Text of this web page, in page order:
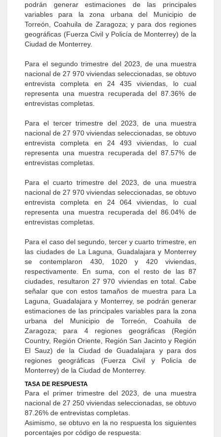
podrán generar estimaciones de las principales
variables para la zona urbana del Municipio de
Torreón, Coahuila de Zaragoza; y para dos regiones
geográficas (Fuerza Civil y Policía de Monterrey) de la
Ciudad de Monterrey.
Para el segundo trimestre del 2023, de una muestra
nacional de 27 970 viviendas seleccionadas, se obtuvo
entrevista completa en 24 435 viviendas, lo cual
representa una muestra recuperada del 87.36% de
entrevistas completas.
Para el tercer trimestre del 2023, de una muestra
nacional de 27 970 viviendas seleccionadas, se obtuvo
entrevista completa en 24 493 viviendas, lo cual
representa una muestra recuperada del 87.57% de
entrevistas completas.
Para el cuarto trimestre del 2023, de una muestra
nacional de 27 970 viviendas seleccionadas, se obtuvo
entrevista completa en 24 064 viviendas, lo cual
representa una muestra recuperada del 86.04% de
entrevistas completas.
Para el caso del segundo, tercer y cuarto trimestre, en
las ciudades de La Laguna, Guadalajara y Monterrey
se contemplaron 430, 1020 y 420 viviendas,
respectivamente. En suma, con el resto de las 87
ciudades, resultaron 27 970 viviendas en total. Cabe
señalar que con estos tamaños de muestra para La
Laguna, Guadalajara y Monterrey, se podrán generar
estimaciones de las principales variables para la zona
urbana del Municipio de Torreón, Coahuila de
Zaragoza; para 4 regiones geográficas (Región
Country, Región Oriente, Región San Jacinto y Región
El Sauz) de la Ciudad de Guadalajara y para dos
regiones geográficas (Fuerza Civil y Policía de
Monterrey) de la Ciudad de Monterrey.
TASA DE RESPUESTA
Para el primer trimestre del 2023, de una muestra
nacional de 27 250 viviendas seleccionadas, se obtuvo
87.26% de entrevistas completas.
Asimismo, se obtuvo en la no respuesta los siguientes
porcentajes por código de respuesta: